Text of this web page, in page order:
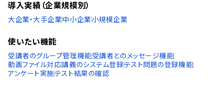
導入実績（企業規模別）
大企業・大手企業中小企業小規模企業
使いたい機能
受講者のグループ管理機能受講者とのメッセージ機能
動画ファイル対応講義のシステム登録テスト問題の登録機能
アンケート実施テスト結果の確認